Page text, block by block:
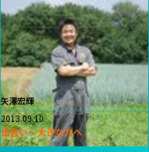
矢澤宏輝
2013.09.10
出会い～大きな力へ